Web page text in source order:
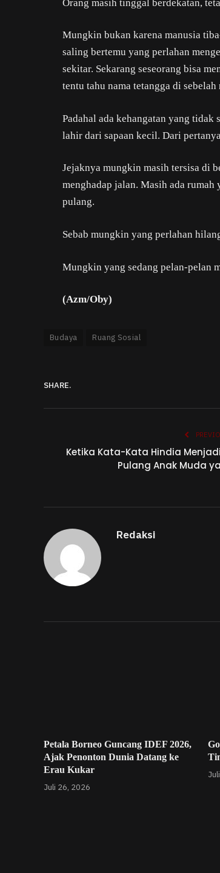
Orang masih tinggal berdekatan,
Mungkin bukan karena manusia
saling bertemu yang perlahan
sekitar. Sekarang seseorang bisa
tentu tahu nama tetangga di sebelah
Padahal ada kehangatan yang
lahir dari sapaan kecil. Dari
Jejaknya mungkin masih tersisa di
menghadap jalan. Masih ada
pulang.
Sebab mungkin yang perlahan
Mungkin yang sedang pelan-pelan
(Azm/Oby)
Budaya Ruang Sosial
SHARE.
Ketika Kata-Kata Hindia
Pulang Anak Muda
Redaksi
Petala Borneo Guncang IDEF 2026,
Ajak Penonton Dunia Datang ke
Erau Kukar
Juli 26, 2026